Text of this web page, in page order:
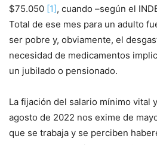
$75.050 [1], cuando –según el
Total de ese mes para un adulto
ser pobre y, obviamente, el
necesidad de medicamentos
un jubilado o pensionado.
La fijación del salario mínimo vital
agosto de 2022 nos exime de
que se trabaja y se perciben